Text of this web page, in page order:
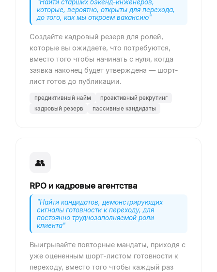
"Найти старших бэкенд-инженеров,
которые, вероятно, открыты для перехода,
до того, как мы откроем вакансию"
Создайте кадровый резерв для ролей,
которые вы ожидаете, что потребуются,
вместо того чтобы начинать с нуля, когда
заявка наконец будет утверждена — шорт-
лист готов до публикации.
предиктивный найм
проактивный рекрутинг
кадровый резерв
пассивные кандидаты
👥
RPO и кадровые агентства
"Найти кандидатов, демонстрирующих
сигналы готовности к переходу, для
постоянно труднозаполняемой роли
клиента"
Выигрывайте повторные мандаты, приходя с
уже оцененным шорт-листом готовности к
переходу, вместо того чтобы каждый раз